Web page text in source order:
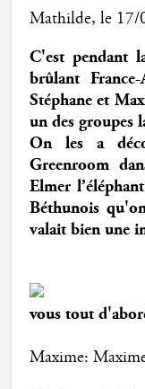
Mathilde, le 17/
C'est pendant
brûlant
Stéphane et
un des groupes
On les a
Greenroom
Elmer
Béthunois
valait bien une
vous tout
Maxime: